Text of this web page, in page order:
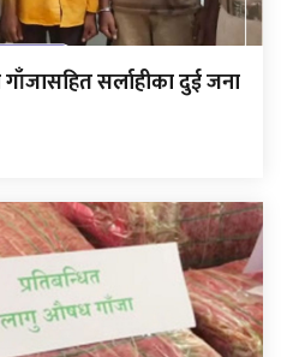
सर्लाहीका दुई जना